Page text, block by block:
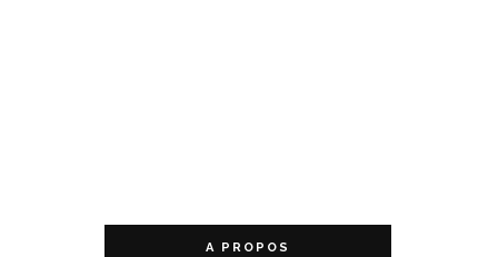
A PROPOS